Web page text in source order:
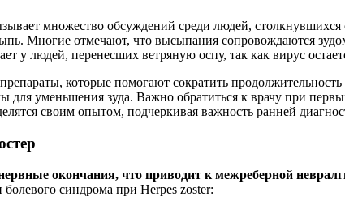
множество обсуждений среди людей,
Многие отмечают, что высыпания сопровождаются
у людей, перенесших ветряную оспу, так как вирус
которые помогают сократить
для уменьшения зуда. Важно обратиться к врачу при
своим опытом, подчеркивая важность ранней
окончания, что приводит к межреберной
синдрома при Herpes zoster: